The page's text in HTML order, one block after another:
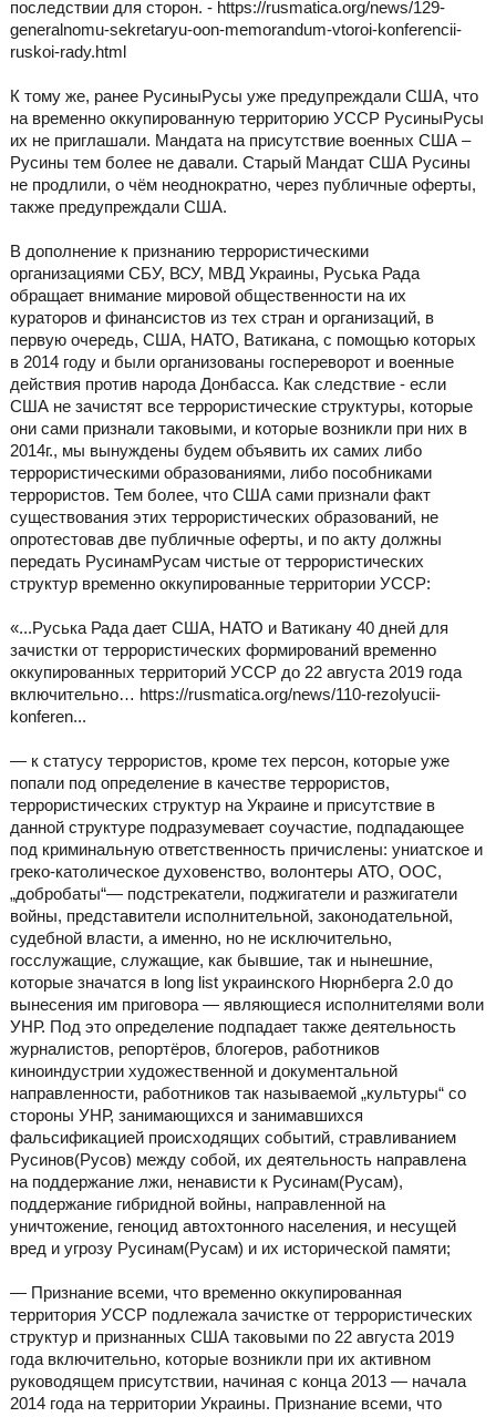
последствии для сторон. - https://rusmatica.org/news/129-
generalnomu-sekretaryu-oon-memorandum-vtoroi-konferencii-
ruskoi-rady.html
К тому же, ранее РусиныРусы уже предупреждали США, что
на временно оккупированную территорию УССР РусиныРусы
их не приглашали. Мандата на присутствие военных США –
Русины тем более не давали. Старый Мандат США Русины
не продлили, о чём неоднократно, через публичные оферты,
также предупреждали США.
В дополнение к признанию террористическими
организациями СБУ, ВСУ, МВД Украины, Руська Рада
обращает внимание мировой общественности на их
кураторов и финансистов из тех стран и организаций, в
первую очередь, США, НАТО, Ватикана, с помощью которых
в 2014 году и были организованы госпереворот и военные
действия против народа Донбасса. Как следствие - если
США не зачистят все террористические структуры, которые
они сами признали таковыми, и которые возникли при них в
2014г., мы вынуждены будем объявить их самих либо
террористическими образованиями, либо пособниками
террористов. Тем более, что США сами признали факт
существования этих террористических образований, не
опротестовав две публичные оферты, и по акту должны
передать РусинамРусам чистые от террористических
структур временно оккупированные территории УССР:
«...Руська Рада дает США, НАТО и Ватикану 40 дней для
зачистки от террористических формирований временно
оккупированных территорий УССР до 22 августа 2019 года
включительно… https://rusmatica.org/news/110-rezolyucii-
konferen...
— к статусу террористов, кроме тех персон, которые уже
попали под определение в качестве террористов,
террористических структур на Украине и присутствие в
данной структуре подразумевает соучастие, подпадающее
под криминальную ответственность причислены: униатское и
греко-католическое духовенство, волонтеры АТО, ООС,
„добробаты“— подстрекатели, поджигатели и разжигатели
войны, представители исполнительной, законодательной,
судебной власти, а именно, но не исключительно,
госслужащие, служащие, как бывшие, так и нынешние,
которые значатся в long list украинского Нюрнберга 2.0 до
вынесения им приговора — являющиеся исполнителями воли
УНР. Под это определение подпадает также деятельность
журналистов, репортёров, блогеров, работников
киноиндустрии художественной и документальной
направленности, работников так называемой „культуры“ со
стороны УНР, занимающихся и занимавшихся
фальсификацией происходящих событий, стравливанием
Русинов(Русов) между собой, их деятельность направлена
на поддержание лжи, ненависти к Русинам(Русам),
поддержание гибридной войны, направленной на
уничтожение, геноцид автохтонного населения, и несущей
вред и угрозу Русинам(Русам) и их исторической памяти;
— Признание всеми, что временно оккупированная
территория УССР подлежала зачистке от террористических
структур и признанных США таковыми по 22 августа 2019
года включительно, которые возникли при их активном
руководящем присутствии, начиная с конца 2013 — начала
2014 года на территории Украины. Признание всеми, что